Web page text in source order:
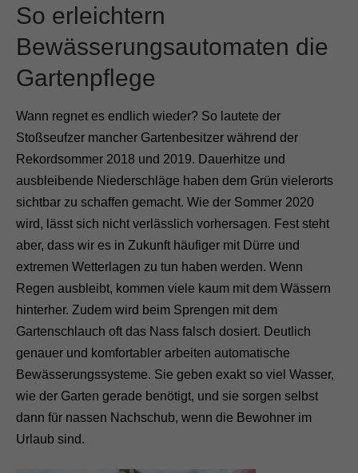
So erleichtern
Bewässerungsautomaten die
Gartenpflege
Wann regnet es endlich wieder? So lautete der
Stoßseufzer mancher Gartenbesitzer während der
Rekordsommer 2018 und 2019. Dauerhitze und
ausbleibende Niederschläge haben dem Grün vielerorts
sichtbar zu schaffen gemacht. Wie der Sommer 2020
wird, lässt sich nicht verlässlich vorhersagen. Fest steht
aber, dass wir es in Zukunft häufiger mit Dürre und
extremen Wetterlagen zu tun haben werden. Wenn
Regen ausbleibt, kommen viele kaum mit dem Wässern
hinterher. Zudem wird beim Sprengen mit dem
Gartenschlauch oft das Nass falsch dosiert. Deutlich
genauer und komfortabler arbeiten automatische
Bewässerungssysteme. Sie geben exakt so viel Wasser,
wie der Garten gerade benötigt, und sie sorgen selbst
dann für nassen Nachschub, wenn die Bewohner im
Urlaub sind.